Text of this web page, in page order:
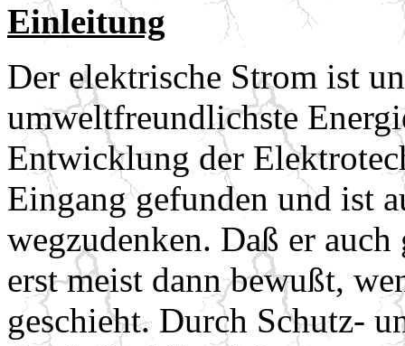
Einleitung
Der elektrische Strom ist
umweltfreundlichste
Entwicklung der
Eingang gefunden und ist
wegzudenken. Daß er
erst meist dann bewußt,
geschieht. Durch Schutz-